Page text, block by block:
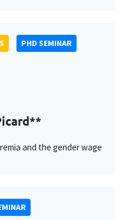
PHD SEMINAR
and the gender wage